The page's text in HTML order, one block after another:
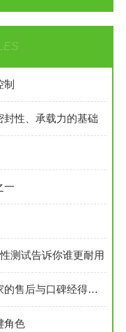
性、承载力的基础
一
测试告诉你谁更耐用
国标法兰毛坯采购必看：哪家厂家的售后与口碑经得起考验？
角色